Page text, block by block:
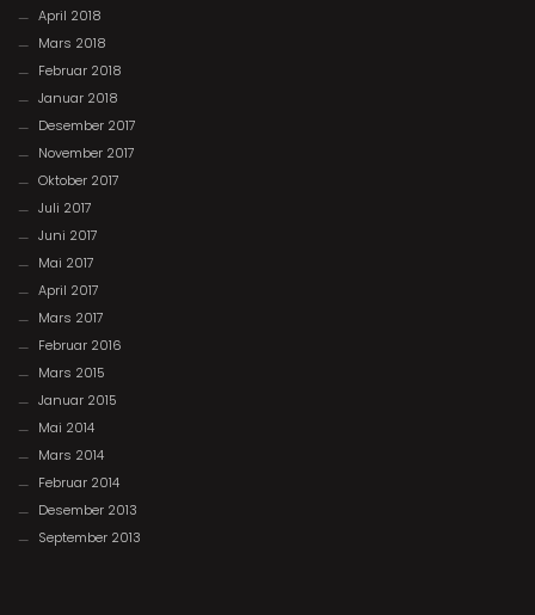
April 2018
Mars 2018
Februar 2018
Januar 2018
Desember 2017
November 2017
Oktober 2017
Juli 2017
Juni 2017
Mai 2017
April 2017
Mars 2017
Februar 2016
Mars 2015
Januar 2015
Mai 2014
Mars 2014
Februar 2014
Desember 2013
September 2013